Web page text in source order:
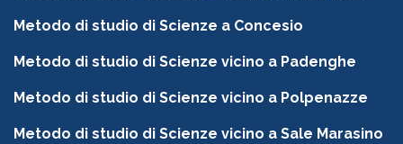
Metodo di studio di Scienze a Concesio
Metodo di studio di Scienze vicino a Padenghe
Metodo di studio di Scienze vicino a Polpenazze
Metodo di studio di Scienze vicino a Sale Marasino